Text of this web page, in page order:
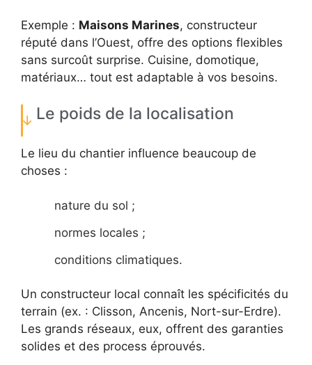
Exemple : Maisons Marines, constructeur
réputé dans l’Ouest, offre des options flexibles
sans surcoût surprise. Cuisine, domotique,
matériaux… tout est adaptable à vos besoins.
Le poids de la localisation
Le lieu du chantier influence beaucoup de
choses :
nature du sol ;
normes locales ;
conditions climatiques.
Un constructeur local connaît les spécificités du
terrain (ex. : Clisson, Ancenis, Nort-sur-Erdre).
Les grands réseaux, eux, offrent des garanties
solides et des process éprouvés.